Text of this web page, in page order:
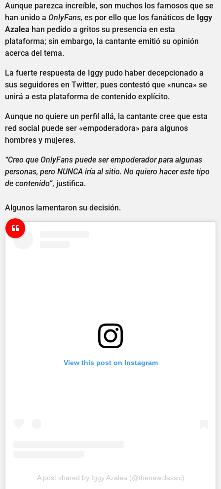
Aunque parezca increíble, son muchos los famosos que se
han unido a OnlyFans, es por ello que los fanáticos de Iggy
Azalea han pedido a gritos su presencia en esta
plataforma; sin embargo, la cantante emitió su opinión
acerca del tema.
La fuerte respuesta de Iggy pudo haber decepcionado a
sus seguidores en Twitter, pues contestó que «nunca» se
unirá a esta plataforma de contenido explícito.
Aunque no quiere un perfil allá, la cantante cree que esta
red social puede ser «empoderadora» para algunos
hombres y mujeres.
“Creo que OnlyFans puede ser empoderador para algunas
personas, pero NUNCA iría al sitio. No quiero hacer este tipo
de contenido”, justifica.
Algunos lamentaron su decisión.
View this post on Instagram
A post shared by Iggy Azalea (@thenewclassic)